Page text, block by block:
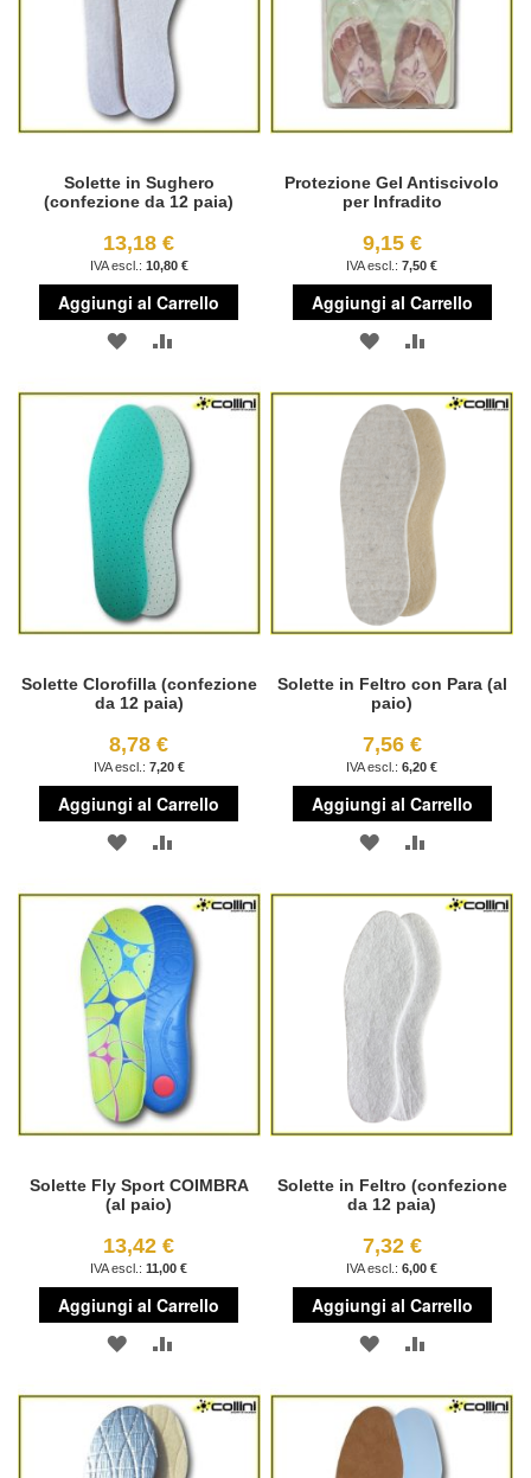
Solette in Sughero
(confezione da 12 paia)
13,18 €
10,80 €
Aggiungi al Carrello
AGGIUNGI
LISTA
DESIDERI
AGGIUNGI
CONFRONTO
Protezione Gel Antiscivolo
per Infradito
9,15 €
7,50 €
Aggiungi al Carrello
AGGIUNGI
LISTA
DESIDERI
Solette Clorofilla (confezione
da 12 paia)
8,78 €
7,20 €
Aggiungi al Carrello
AGGIUNGI
LISTA
DESIDERI
AGGIUNGI
CONFRONTO
Solette in Feltro con Para (al
paio)
7,56 €
6,20 €
Aggiungi al Carrello
AGGIUNGI
LISTA
DESIDERI
Solette Fly Sport COIMBRA
(al paio)
13,42 €
11,00 €
Aggiungi al Carrello
AGGIUNGI
LISTA
DESIDERI
AGGIUNGI
CONFRONTO
Solette in Feltro (confezione
da 12 paia)
7,32 €
6,00 €
Aggiungi al Carrello
AGGIUNGI
LISTA
DESIDERI